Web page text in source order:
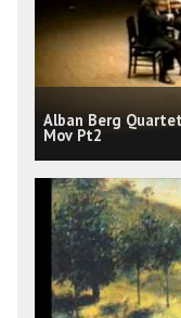
Alban Berg
Mov Pt2